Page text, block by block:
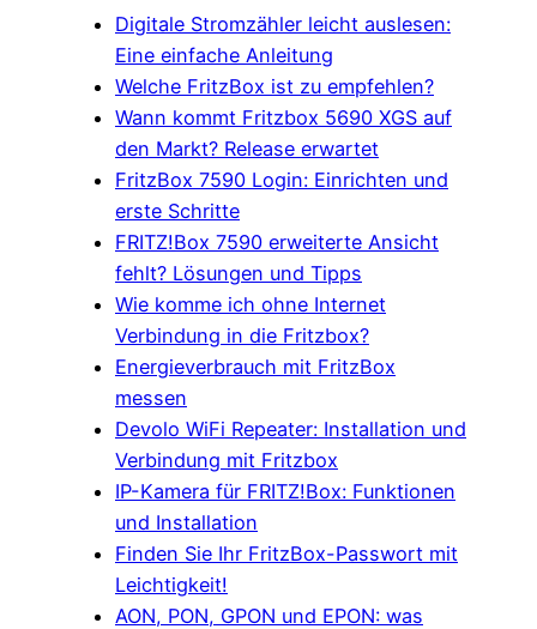
Digitale Stromzähler leicht auslesen:
Eine einfache Anleitung
Welche FritzBox ist zu empfehlen?
Wann kommt Fritzbox 5690 XGS auf
den Markt? Release erwartet
FritzBox 7590 Login: Einrichten und
erste Schritte
FRITZ!Box 7590 erweiterte Ansicht
fehlt? Lösungen und Tipps
Wie komme ich ohne Internet
Verbindung in die Fritzbox?
Energieverbrauch mit FritzBox
messen
Devolo WiFi Repeater: Installation und
Verbindung mit Fritzbox
IP-Kamera für FRITZ!Box: Funktionen
und Installation
Finden Sie Ihr FritzBox-Passwort mit
Leichtigkeit!
AON, PON, GPON und EPON: was